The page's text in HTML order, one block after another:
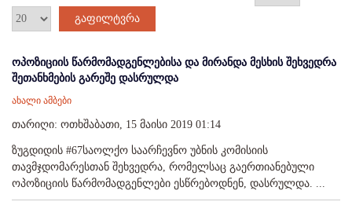
გაფილტვრა
ოპოზიციის წარმომადგენლებისა და მირანდა მესხის შეხვედრა
შეთანხმების გარეშე დასრულდა
ახალი ამბები
თარიღი: ოთხშაბათი, 15 მაისი 2019 01:14
ზუგდიდის #67საოლქო საარჩევნო უბნის კომისიის
თავმჯდომარესთან შეხვედრა, რომელსაც გაერთიანებული
ოპოზიციის წარმომადგენლები ესწრებოდნენ, დასრულდა. ...